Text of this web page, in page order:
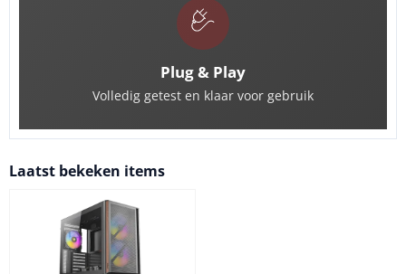
Plug & Play
Volledig getest en klaar voor gebruik
Laatst bekeken items